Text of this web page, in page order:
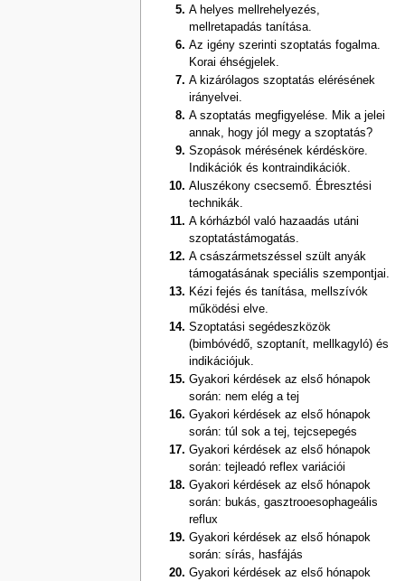
A helyes mellrehelyezés,
mellretapadás tanítása.
Az igény szerinti szoptatás fogalma.
Korai éhségjelek.
A kizárólagos szoptatás elérésének
irányelvei.
A szoptatás megfigyelése. Mik a jelei
annak, hogy jól megy a szoptatás?
Szopások mérésének kérdésköre.
Indikációk és kontraindikációk.
Aluszékony csecsemő. Ébresztési
technikák.
A kórházból való hazaadás utáni
szoptatástámogatás.
A császármetszéssel szült anyák
támogatásának speciális szempontjai.
Kézi fejés és tanítása, mellszívók
működési elve.
Szoptatási segédeszközök
(bimbóvédő, szoptanít, mellkagyló) és
indikációjuk.
Gyakori kérdések az első hónapok
során: nem elég a tej
Gyakori kérdések az első hónapok
során: túl sok a tej, tejcsepegés
Gyakori kérdések az első hónapok
során: tejleadó reflex variációi
Gyakori kérdések az első hónapok
során: bukás, gasztrooesophageális
reflux
Gyakori kérdések az első hónapok
során: sírás, hasfájás
Gyakori kérdések az első hónapok